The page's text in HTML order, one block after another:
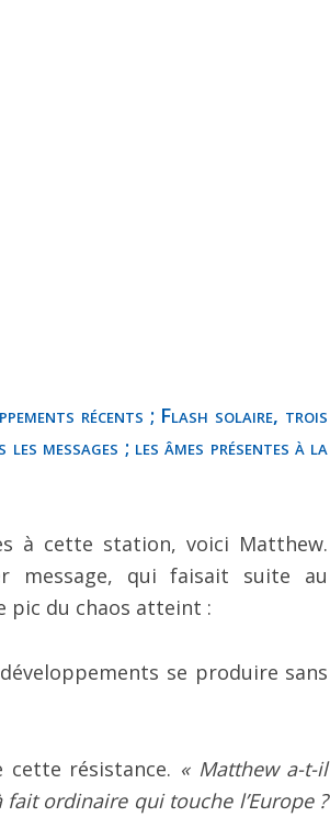
récents ; Flash solaire, trois
messages ; les âmes présentes à la
à cette station, voici Matthew.
message, qui faisait suite au
pic du chaos atteint :
se produire sans
cette résistance. « Matthew a-t-il
ordinaire qui touche l’Europe ?